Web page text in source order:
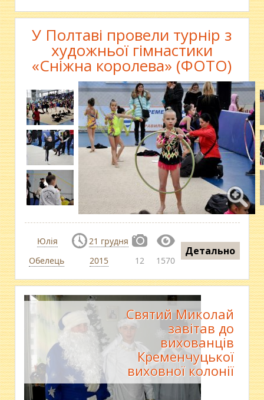
У Полтаві провели турнір з
художньої гімнастики
«Сніжна королева» (ФОТО)
Юлія
Обелець
21 грудня
2015
12 1570
Детально
Святий Миколай
завітав до
вихованців
Кременчуцької
виховної колонії